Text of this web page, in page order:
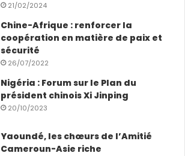
21/02/2024
Chine-Afrique : renforcer la
coopération en matière de paix et
sécurité
26/07/2022
Nigéria : Forum sur le Plan du
président chinois Xi Jinping
20/10/2023
Yaoundé, les chœurs de l’Amitié
Cameroun-Asie riche